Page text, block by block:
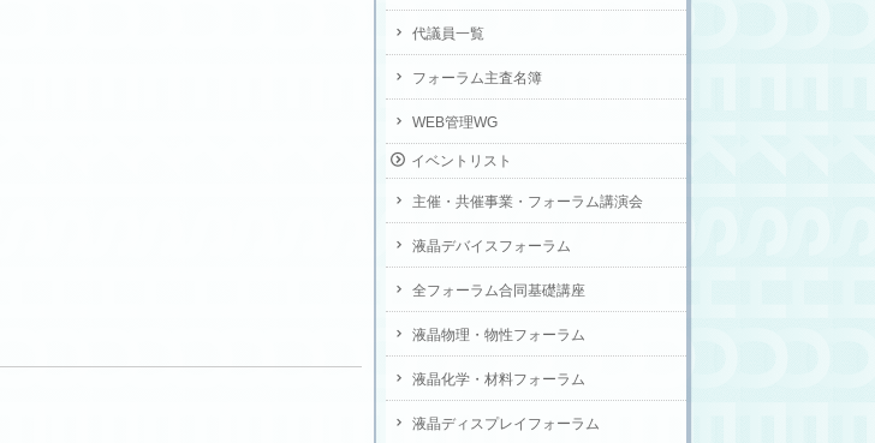
代議員一覧
フォーラム主査名簿
WEB管理WG
イベントリスト
主催・共催事業・フォーラム講演会
液晶デバイスフォーラム
全フォーラム合同基礎講座
液晶物理・物性フォーラム
液晶化学・材料フォーラム
液晶ディスプレイフォーラム